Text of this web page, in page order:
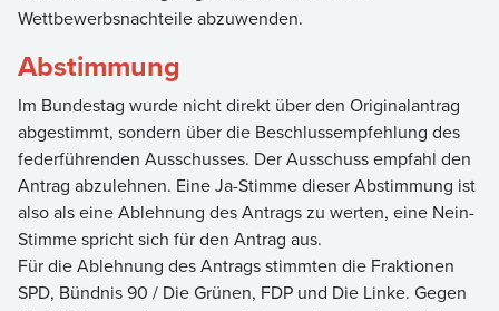
Wettbewerbsnachteile abzuwenden.
Abstimmung
Im Bundestag wurde nicht direkt über den Originalantrag
abgestimmt, sondern über die Beschlussempfehlung des
federführenden Ausschusses. Der Ausschuss empfahl den
Antrag abzulehnen. Eine Ja-Stimme dieser Abstimmung ist
also als eine Ablehnung des Antrags zu werten, eine Nein-
Stimme spricht sich für den Antrag aus.
Für die Ablehnung des Antrags stimmten die Fraktionen
SPD, Bündnis 90 / Die Grünen, FDP und Die Linke. Gegen